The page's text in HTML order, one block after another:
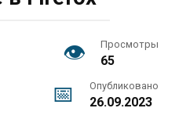
Просмотры
65
Опубликовано
26.09.2023